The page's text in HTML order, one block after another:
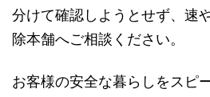
分けて確認しようとせず、速
除本舗へご相談ください。
お客様の安全な暮らしをスピ